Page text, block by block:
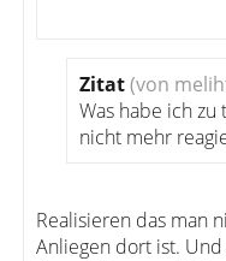
Zitat(von
Was habe ich
nicht mehr
Realisieren das man
Anliegen dort ist.